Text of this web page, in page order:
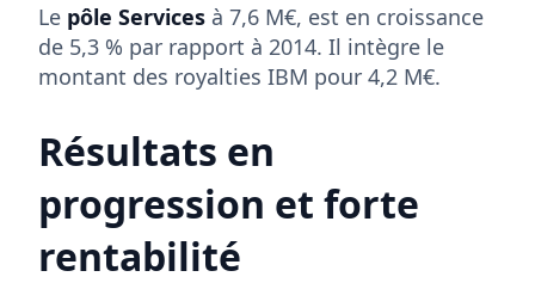
Le pôle Services à 7,6 M€, est en croissance
de 5,3 % par rapport à 2014. Il intègre le
montant des royalties IBM pour 4,2 M€.
Résultats en
progression et forte
rentabilité